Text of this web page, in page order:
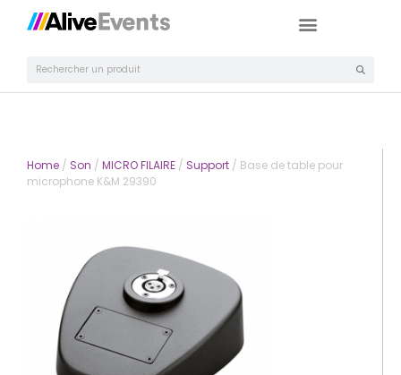
Home / Son / MICRO FILAIRE / Support / Base de table pour
microphone K&M 29390